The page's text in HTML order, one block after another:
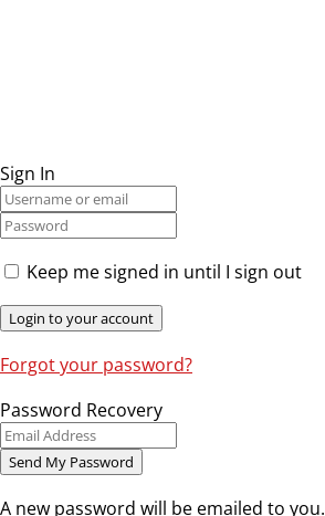
Sign In
Keep me signed in until I sign out
Forgot your password?
Password Recovery
A new password will be emailed to you.